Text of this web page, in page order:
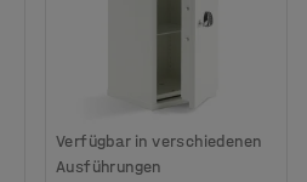
Verfügbar in verschiedenen
Ausführungen